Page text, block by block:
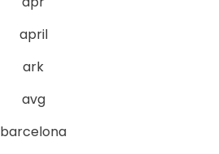
april
ark
avg
barcelona